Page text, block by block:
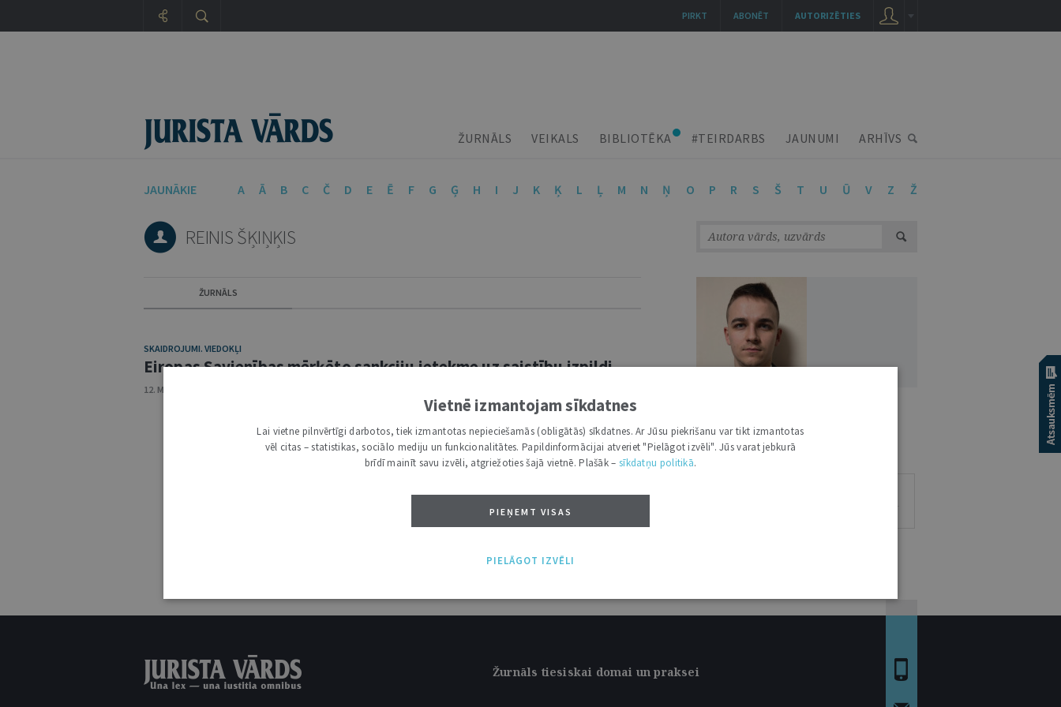
ŽURNĀLS VEIKALS BIBLIOTĒKA #TEIRDARBS JAUNUMI ARHĪVS
JAUNĀKIE A Ā B C Č D E Ē F G Ģ H I J K Ķ L Ļ M N Ņ O P R S Š T U Ū V Z Ž
REINIS ŠĶIŅĶIS
ŽURNĀLS
SKAIDROJUMI. VIEDOKĻI
Eiropas Savienības mērķēto sankciju ietekme uz saistību izpildi
12. MAIJS 2026 • NR. 5 (1423)
MG. IUR.
Žurnāls tiesiskai domai un praksei
AUTORIZĒTIES
ABONĒT
PIRKT
Vietnē izmantojam sīkdatnes
Lai vietne pilnvērtīgi darbotos, tiek izmantotas nepieciešamās (obligātās) sīkdatnes. Ar Jūsu piekrišanu var tikt izmantotas
vēl citas – statistikas, sociālo mediju un funkcionalitātes. Papildinformācijai atveriet "Pielāgot izvēli". Jūs varat jebkurā
brīdī mainīt savu izvēli, atgriežoties šajā vietnē. Plašāk – sīkdatņu politikā.
PIEŅEMT VISAS
PIELĀGOT IZVĒLI